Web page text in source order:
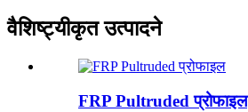
वैशिष्ट्यीकृत उत्पादने
FRP Pultruded प्रोफाइल